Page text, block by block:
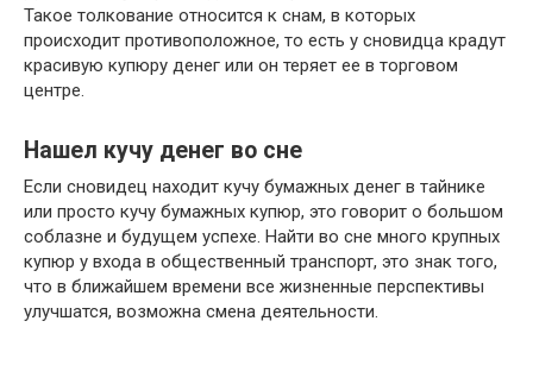
Такое толкование относится к снам, в которых
происходит противоположное, то есть у сновидца крадут
красивую купюру денег или он теряет ее в торговом
центре.
Нашел кучу денег во сне
Если сновидец находит кучу бумажных денег в тайнике
или просто кучу бумажных купюр, это говорит о большом
соблазне и будущем успехе. Найти во сне много крупных
купюр у входа в общественный транспорт, это знак того,
что в ближайшем времени все жизненные перспективы
улучшатся, возможна смена деятельности.